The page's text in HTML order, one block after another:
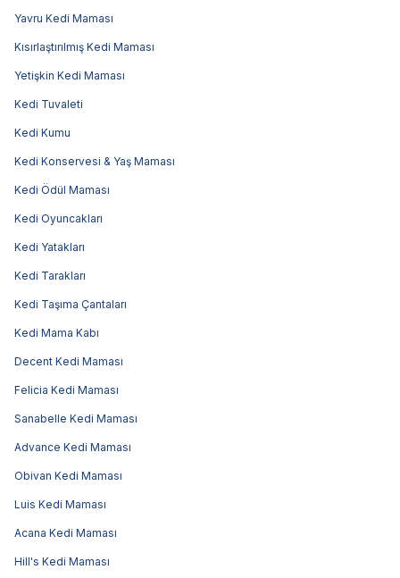
Yavru Kedi Maması
Kısırlaştırılmış Kedi Maması
Yetişkin Kedi Maması
Kedi Tuvaleti
Kedi Kumu
Kedi Konservesi & Yaş Maması
Kedi Ödül Maması
Kedi Oyuncakları
Kedi Yatakları
Kedi Tarakları
Kedi Taşıma Çantaları
Kedi Mama Kabı
Decent Kedi Maması
Felicia Kedi Maması
Sanabelle Kedi Maması
Advance Kedi Maması
Obivan Kedi Maması
Luis Kedi Maması
Acana Kedi Maması
Hill's Kedi Maması